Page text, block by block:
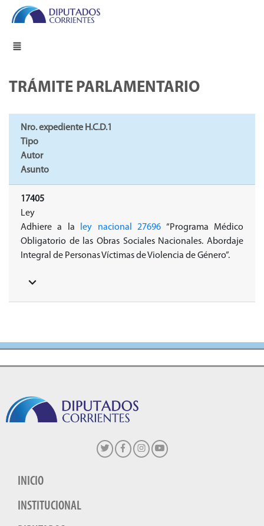
TRÁMITE PARLAMENTARIO
Nro. expediente H.C.D.1
Tipo
Autor
Asunto
17405
Ley
Adhiere a la ley nacional 27696 “Programa Médico
Obligatorio de las Obras Sociales Nacionales. Abordaje
Integral de Personas Víctimas de Violencia de Género”.
INICIO
INSTITUCIONAL